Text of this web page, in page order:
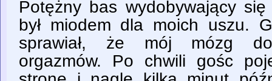
Potężny bas wydobywający
był miodem dla moich uszu.
sprawiał, że mój mózg
orgazmów. Po chwili gośc